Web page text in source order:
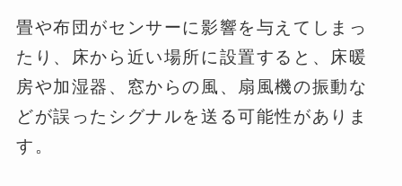
畳や布団がセンサーに影響を与えてしまっ
たり、床から近い場所に設置すると、床暖
房や加湿器、窓からの風、扇風機の振動な
どが誤ったシグナルを送る可能性がありま
す。